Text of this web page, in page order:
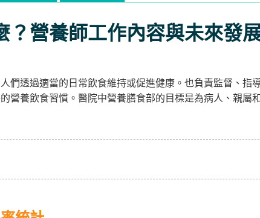
？營養師工作內容與未來發
們透過適當的日常飲食維持或促進健康。也負責監督、指
營養飲食習慣。醫院中營養膳食部的目標是為病人、親屬